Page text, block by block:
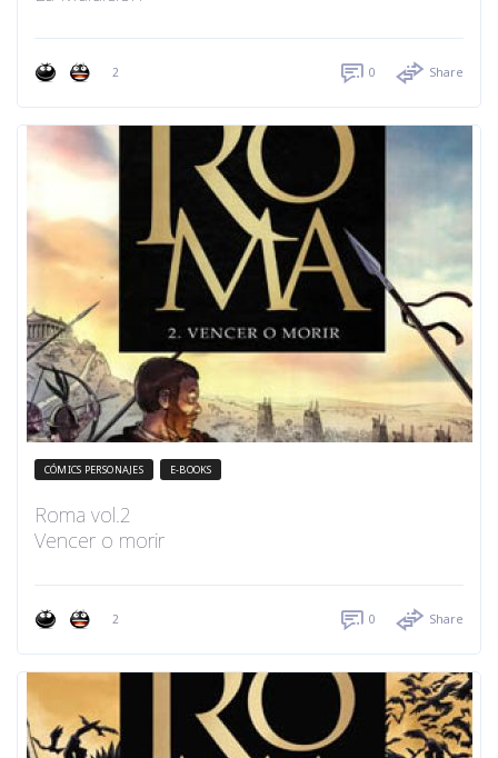
2 0 Share
CÓMICS PERSONAJES E-BOOKS
Roma vol.2
Vencer o morir
2 0 Share